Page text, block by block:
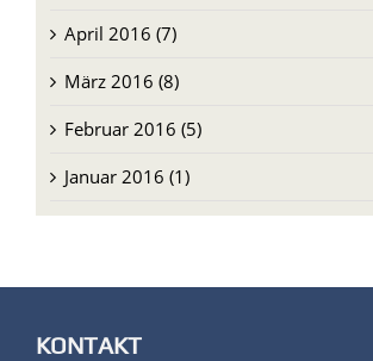
April 2016 (7)
März 2016 (8)
Februar 2016 (5)
Januar 2016 (1)
KONTAKT